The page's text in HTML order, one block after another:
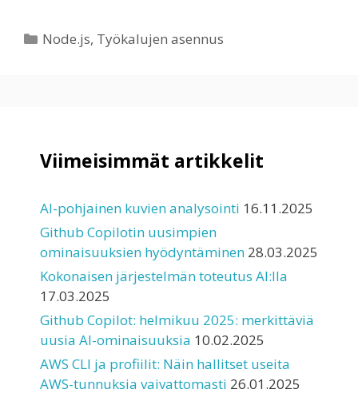
Kategoriat
Node.js, Työkalujen asennus
Viimeisimmät artikkelit
AI-pohjainen kuvien analysointi 16.11.2025
Github Copilotin uusimpien
ominaisuuksien hyödyntäminen 28.03.2025
Kokonaisen järjestelmän toteutus AI:lla
17.03.2025
Github Copilot: helmikuu 2025: merkittäviä
uusia AI-ominaisuuksia 10.02.2025
AWS CLI ja profiilit: Näin hallitset useita
AWS-tunnuksia vaivattomasti 26.01.2025